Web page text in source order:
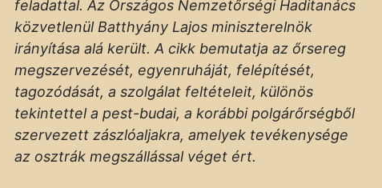
feladattal. Az Országos Nemzetőrségi Haditanács
közvetlenül Batthyány Lajos miniszterelnök
irányítása alá került. A cikk bemutatja az őrsereg
megszervezését, egyenruháját, felépítését,
tagozódását, a szolgálat feltételeit, különös
tekintettel a pest-budai, a korábbi polgárőrségből
szervezett zászlóaljakra, amelyek tevékenysége
az osztrák megszállással véget ért.